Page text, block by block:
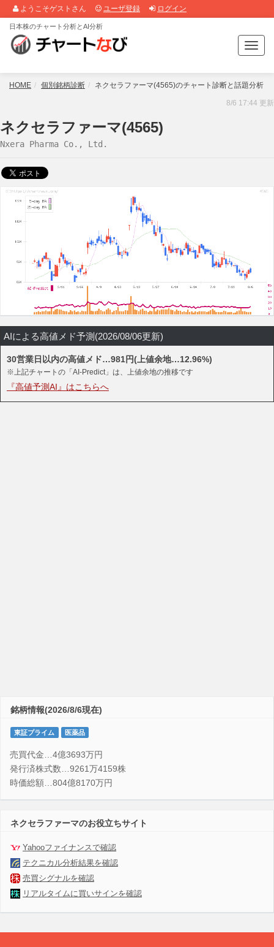
ようこそゲストさん ユーザ登録 ログイン
T
o
g
g
e
日本株のチャート分析とAI分析
HOME 個別銘柄診断 ネクセラファーマ(4565)のチャート診断と話題分析
8/6 17:44 更新
ネクセラファーマ(4565)
Nxera Pharma Co., Ltd.
AIによる高値メド予測(2026/08/06更新)
30営業日以内の高値メド…981円(上値余地…12.96%)
※上記チャートの「AI-Predict」は、上値余地の推移です
『高値予測AI』はこちらへ
銘柄情報(2026/8/6現在)
東証プライム 医薬品
売買代金…4億3693万円
発行済株式数…9261万4159株
時価総額…804億8170万円
ネクセラファーマのお役立ちサイト
Yahooファイナンスで確認
テクニカル分析結果を確認
売買シグナルを確認
リアルタイムに買いサインを確認